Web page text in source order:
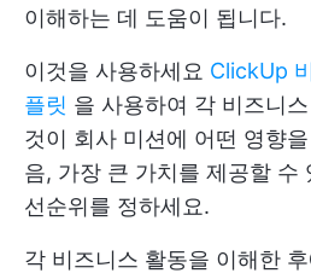
이해하는 데 도움이 됩니다.
이것을 사용하세요 ClickUp
플릿 을 사용하여 각 비즈니
것이 회사 미션에 어떤 영향
음, 가장 큰 가치를 제공할 수
선순위를 정하세요.
각 비즈니스 활동을 이해한